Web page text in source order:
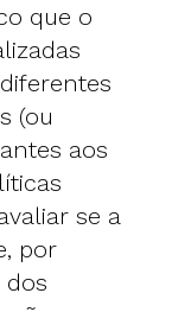
que o
(ou
aos
se a
por
dos